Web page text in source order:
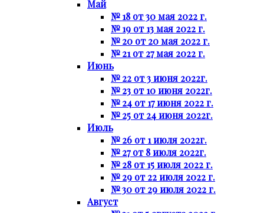
Май
№ 18 от 30 мая 2022 г.
№ 19 от 13 мая 2022 г.
№ 20 от 20 мая 2022 г.
№ 21 от 27 мая 2022 г.
Июнь
№ 22 от 3 июня 2022г.
№ 23 от 10 июня 2022г.
№ 24 от 17 июня 2022 г.
№ 25 от 24 июня 2022г.
Июль
№ 26 от 1 июля 2022г.
№ 27 от 8 июля 2022г.
№ 28 от 15 июля 2022 г.
№ 29 от 22 июля 2022 г.
№ 30 от 29 июля 2022 г.
Август